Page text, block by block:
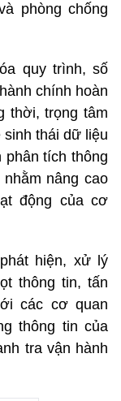
phòng chống
quy trình, số
chính hoàn
thời, trọng tâm
thái dữ liệu
phân tích thông
nâng cao
động của cơ
hiện, xử lý
thông tin, tấn
các cơ quan
thông tin của
tra vận hành